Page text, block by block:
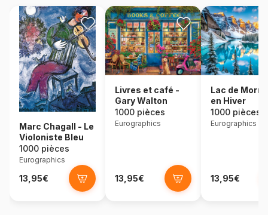
Marc Chagall - Le
Violoniste Bleu
1000 pièces
Eurographics
13,95€
Livres et café -
Gary Walton
1000 pièces
Eurographics
13,95€
Lac de
en Hiver
1000 pièces
Eurographics
13,95€